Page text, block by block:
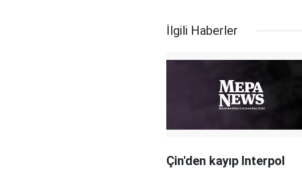
İlgili Haberler
Çin'den kayıp Interpol